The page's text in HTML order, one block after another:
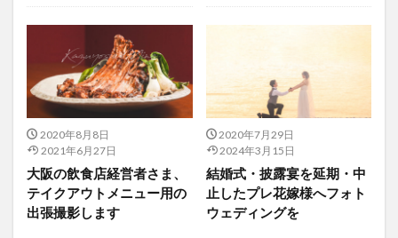
2020年8月8日
2021年6月27日
大阪の飲食店経営者さま、
テイクアウトメニュー用の
出張撮影します
2020年7月29日
2024年3月15日
結婚式・披露宴を延期・中
止したプレ花嫁様へフォト
ウェディングを